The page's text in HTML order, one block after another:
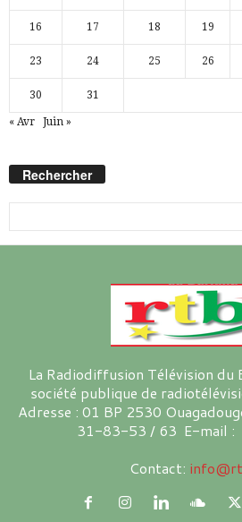
16 17 18 19
23 24 25 26
30 31
« Avr Juin »
Rechercher
La Radiodiffusion Télévision du
société publique de
Adresse : 01 BP 2530
31-83-53 / 63 E-mail
Contact: